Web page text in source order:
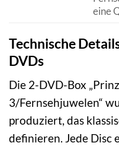
eine
Technische
DVDs
Die 2-DVD-Box
3/Fernsehjuwelen“
produziert, das
definieren. Jede Disc